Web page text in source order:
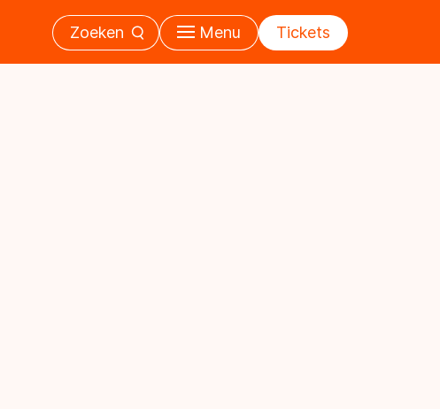
Zoeken Menu Tickets